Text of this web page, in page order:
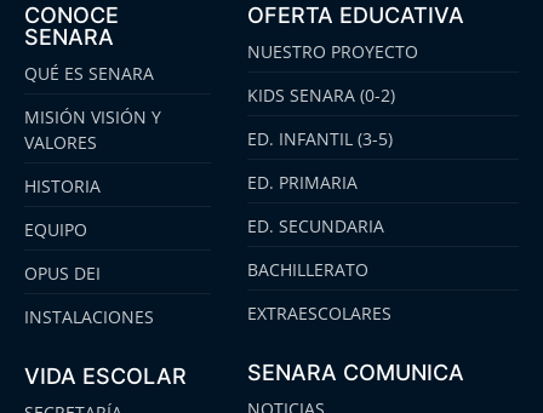
CONOCE
SENARA
QUÉ ES SENARA
MISIÓN VISIÓN Y
VALORES
HISTORIA
EQUIPO
OPUS DEI
INSTALACIONES
VIDA ESCOLAR
OFERTA EDUCATIVA
NUESTRO PROYECTO
KIDS SENARA (0-2)
ED. INFANTIL (3-5)
ED. PRIMARIA
ED. SECUNDARIA
BACHILLERATO
EXTRAESCOLARES
SENARA COMUNICA